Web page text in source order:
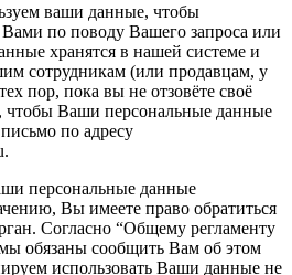
ваши данные, чтобы
Вами по поводу Вашего запроса или
хранятся в нашей системе и
сотрудникам (или продавцам, у
пор, пока вы не отзовёте своё
чтобы Ваши персональные данные
по адресу
персональные данные
Вы имеете право обратиться
Согласно “Общему регламенту
обязаны сообщить Вам об этом
использовать Ваши данные не